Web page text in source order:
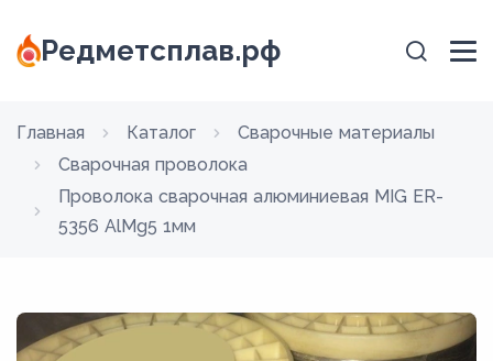
Редметсплав.рф
Главная Каталог
Сварочные материалы
Сварочная проволока
Проволока сварочная алюминиевая MIG ER-
5356 AlMg5 1мм